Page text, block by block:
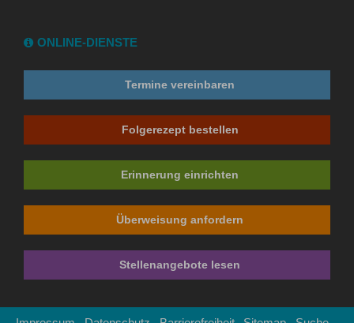
ONLINE-DIENSTE
Termine vereinbaren
Folgerezept bestellen
Erinnerung einrichten
Überweisung anfordern
Stellenangebote lesen